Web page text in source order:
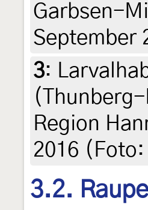
Garbsen-
September
3:
Region
2016
3.2.